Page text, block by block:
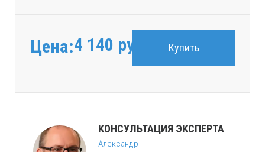
Цена:4 140 руб. Купить
КОНСУЛЬТАЦИЯ ЭКСПЕРТА
Александр